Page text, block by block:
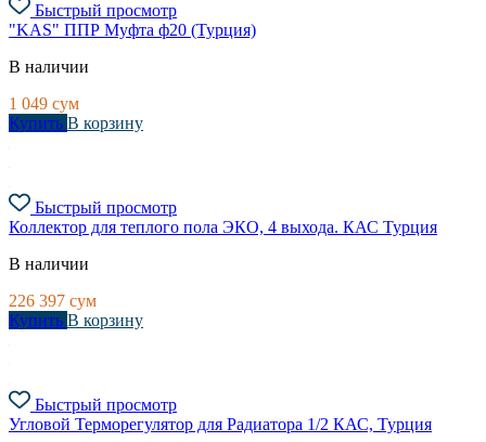
Быстрый просмотр
"KAS" ППР Муфта ф20 (Турция)
В наличии
1 049 сум
Купить В корзину
Быстрый просмотр
Коллектор для теплого пола ЭКО, 4 выхода. КАС Турция
В наличии
226 397 сум
Купить В корзину
Быстрый просмотр
Угловой Терморегулятор для Радиатора 1/2 КАС, Турция